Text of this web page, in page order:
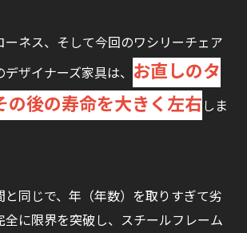
ーネス、そして今回のワシリーチェア
ザイナーズ家具は、 お直しのタ
の後の寿命を大きく左右しま
同じで、年（年数）を取りすぎて劣
に限界を突破し、スチールフレーム